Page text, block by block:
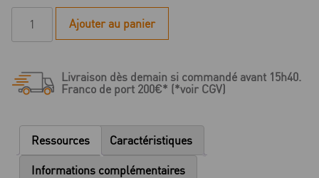
-
paralléliseur
Ajouter au panier
Livraison dès demain si commandé avant 15h40.
Franco de port 200€* (*voir CGV)
Ressources Caractéristiques
Informations complémentaires